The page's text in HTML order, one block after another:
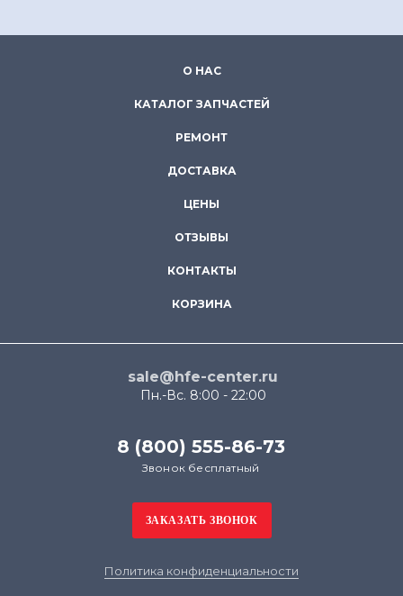
О НАС
КАТАЛОГ ЗАПЧАСТЕЙ
РЕМОНТ
ДОСТАВКА
ЦЕНЫ
ОТЗЫВЫ
КОНТАКТЫ
КОРЗИНА
sale@hfe-center.ru
Пн.-Вс. 8:00 - 22:00
8 (800) 555-86-73
Звонок бесплатный
Политика конфиденциальности